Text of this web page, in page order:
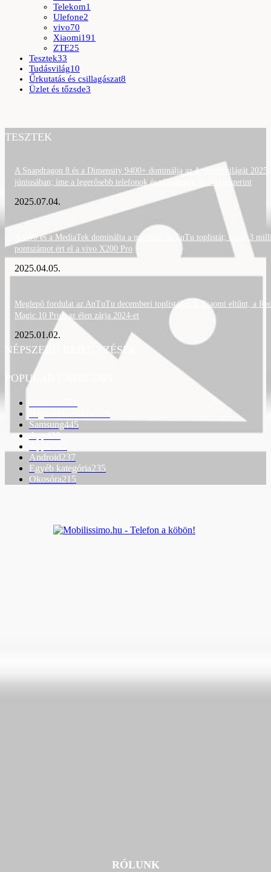
Telekom1
Ulefone2
vivo70
Xiaomi191
ZTE25
Tesztek33
Tudásvilág10
Űrkutatás és csillagászat8
Üzlet és tőzsde3
TESZTEK
A Snapdragon 8 és a Dimensity 9400+ dominálja az Android világát 2025
júniusában; íme a legerősebb telefonok és táblagépek AnTuTu szerint
2025.07.04.
A vivo és a MediaTek dominálta a márciusi AnTuTu toplistát; közel 3
pontszámot ért el a vivo X200 Pro
2025.04.05.
Meglepő fordulat az AnTuTu decemberi toplistáján: a Xiaomi eltűnt, a
Magic 10 Pro+ az élen zárja 2024-et
2025.01.02.
NÉPSZERŰ BEJEGYZÉSEK
POPULAR CATEGORY
Samsung445
App428
Android237
Egyéb kategória235
Okosóra215
RÓLUNK